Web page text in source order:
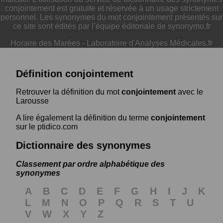
conjointement est gratuite et réservée à un usage strictement
personnel. Les synonymes du mot conjointement présentés sur
ce site sont édités par l’équipe éditoriale de synonymo.fr
Horaire des Marées - Laboratoire d'Analyses Médicales.fr
Définition conjointement
Retrouver la définition du motconjointement avec le
Larousse
A lire également la définition du terme conjointement
sur le ptidico.com
Dictionnaire des synonymes
Classement par ordre alphabétique des
synonymes
A B C D E F G H I J
K
L
M N O P Q R S T
U
V
W X Y Z